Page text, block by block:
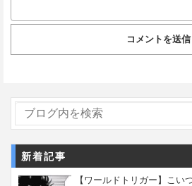
新着記事
【ワールドトリガー】こい